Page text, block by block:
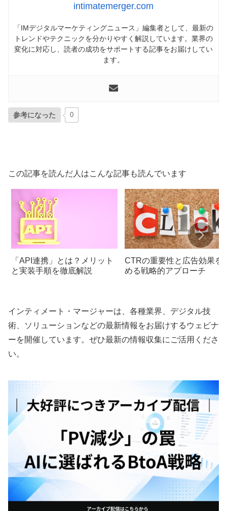
intimatemerger.com
「IMデジタルマーケティングニュース」編集者として、最新の
トレンドやテクニックを分かりやすく解説しています。業界の
変化に対応し、読者の成功をサポートする記事をお届けしてい
ます。
参考になった 0
この記事を読んだ人はこんな記事も読んでいます
「API連携」とは？メリット
と実装手順を徹底解説
CTRの重要性と広告効果を
める戦略的アプローチ
インティメート・マージャーは、各種業界、デジタル技
術、ソリューションなどの最新情報をお届けするウェビナ
ーを開催しています。ぜひ最新の情報収集にご活用くださ
い。